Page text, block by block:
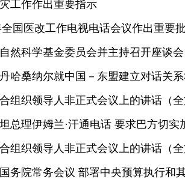
工作作出重要指示
国医改工作电视电话会议作出重要
然科学基金委员会并主持召开座谈会
哈桑纳尔就中国－东盟建立对话关
组织领导人非正式会议上的讲话（
总理伊姆兰·汗通电话 要求巴方切
组织领导人非正式会议上的讲话（
务院常务会议 部署中央预算执行和